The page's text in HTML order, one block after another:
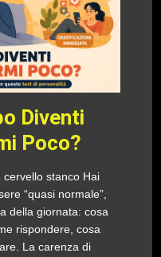
Diventi
Poco?
stanco Hai
“quasi normale”,
della giornata: cosa
rispondere, cosa
La carenza di